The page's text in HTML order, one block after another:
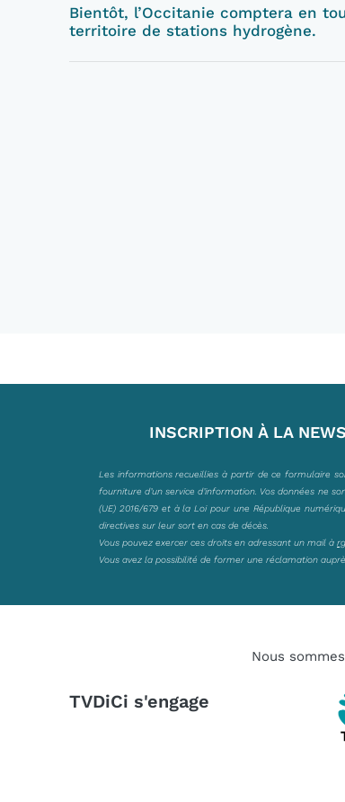
Bientôt, l’Occitanie comptera en
territoire de stations hydrogène.
INSCRIPTION À LA
Les informations recueillies à partir de ce formulaire
fourniture d’un service d’information. Vos données ne
(UE) 2016/679 et à la Loi pour une République
directives sur leur sort en cas de décès.
Vous pouvez exercer ces droits en adressant un mail à
Vous avez la possibilité de former une réclamation
TVDiCi s'engage
Nous